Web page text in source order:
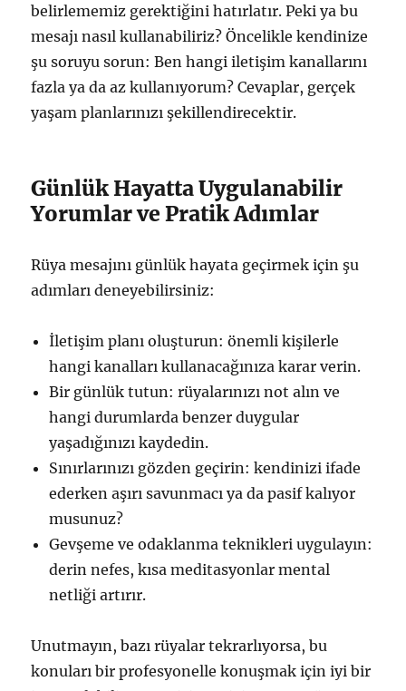
belirlememiz gerektiğini hatırlatır. Peki ya bu
mesajı nasıl kullanabiliriz? Öncelikle kendinize
şu soruyu sorun: Ben hangi iletişim kanallarını
fazla ya da az kullanıyorum? Cevaplar, gerçek
yaşam planlarınızı şekillendirecektir.
Günlük Hayatta Uygulanabilir
Yorumlar ve Pratik Adımlar
Rüya mesajını günlük hayata geçirmek için şu
adımları deneyebilirsiniz:
İletişim planı oluşturun: önemli kişilerle
hangi kanalları kullanacağınıza karar verin.
Bir günlük tutun: rüyalarınızı not alın ve
hangi durumlarda benzer duygular
yaşadığınızı kaydedin.
Sınırlarınızı gözden geçirin: kendinizi ifade
ederken aşırı savunmacı ya da pasif kalıyor
musunuz?
Gevşeme ve odaklanma teknikleri uygulayın:
derin nefes, kısa meditasyonlar mental
netliği artırır.
Unutmayın, bazı rüyalar tekrarlıyorsa, bu
konuları bir profesyonelle konuşmak için iyi bir